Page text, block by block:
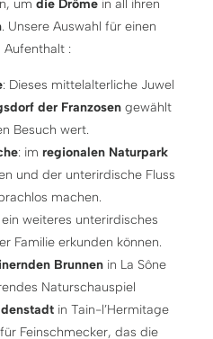
um die Drômein all ihren
. Unsere Auswahl für einen
Aufenthalt :
: Dieses mittelalterliche Juwel
der Franzosengewählt
Besuch wert.
: im regionalen Naturpark
und der unterirdische Fluss
machen.
ein weiteres unterirdisches
Familie erkunden können.
Brunnenin La Sône
Naturschauspiel
in Tain-l’Hermitage
Feinschmecker, das die